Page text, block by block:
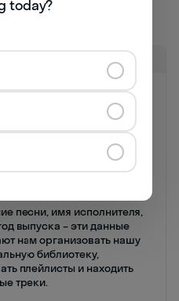
в нашей
съемки, модель
координаты места, где был
– все это атрибуты,
хранятся вместе с
Они помогают нам
фотографии, найти
снимок или вспомнить,
песни, имя исполнителя,
выпуска – эти данные
нам организовать нашу
библиотеку,
плейлисты и находить
треки.